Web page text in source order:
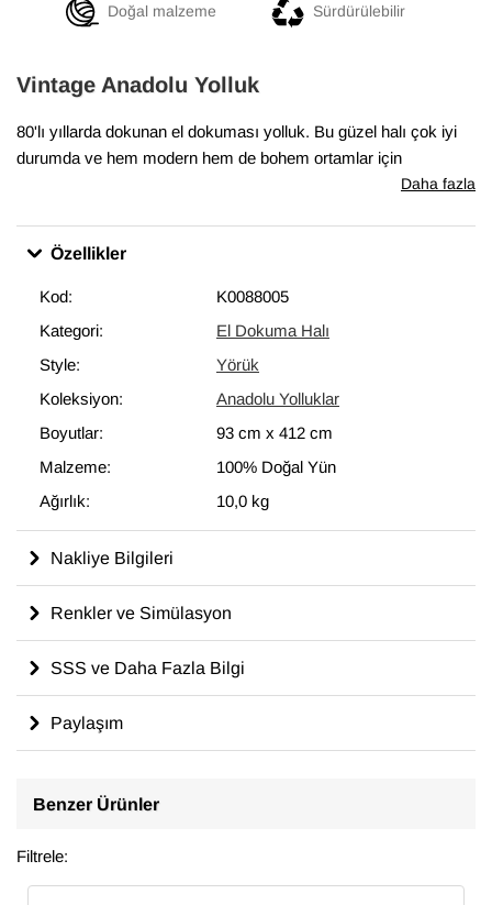
Doğal malzeme Sürdürülebilir
Vintage Anadolu Yolluk
80'lı yıllarda dokunan el dokuması yolluk. Bu güzel halı çok iyi
durumda ve hem modern hem de bohem ortamlar için
Daha fazla
Özellikler
Kod:
K0088005
Kategori:
El Dokuma Halı
Style:
Yörük
Koleksiyon:
Anadolu Yolluklar
Boyutlar:
93 cm x 412 cm
Malzeme:
100% Doğal Yün
Ağırlık:
10,0 kg
Nakliye Bilgileri
Renkler ve Simülasyon
SSS ve Daha Fazla Bilgi
Paylaşım
Benzer Ürünler
Filtrele: